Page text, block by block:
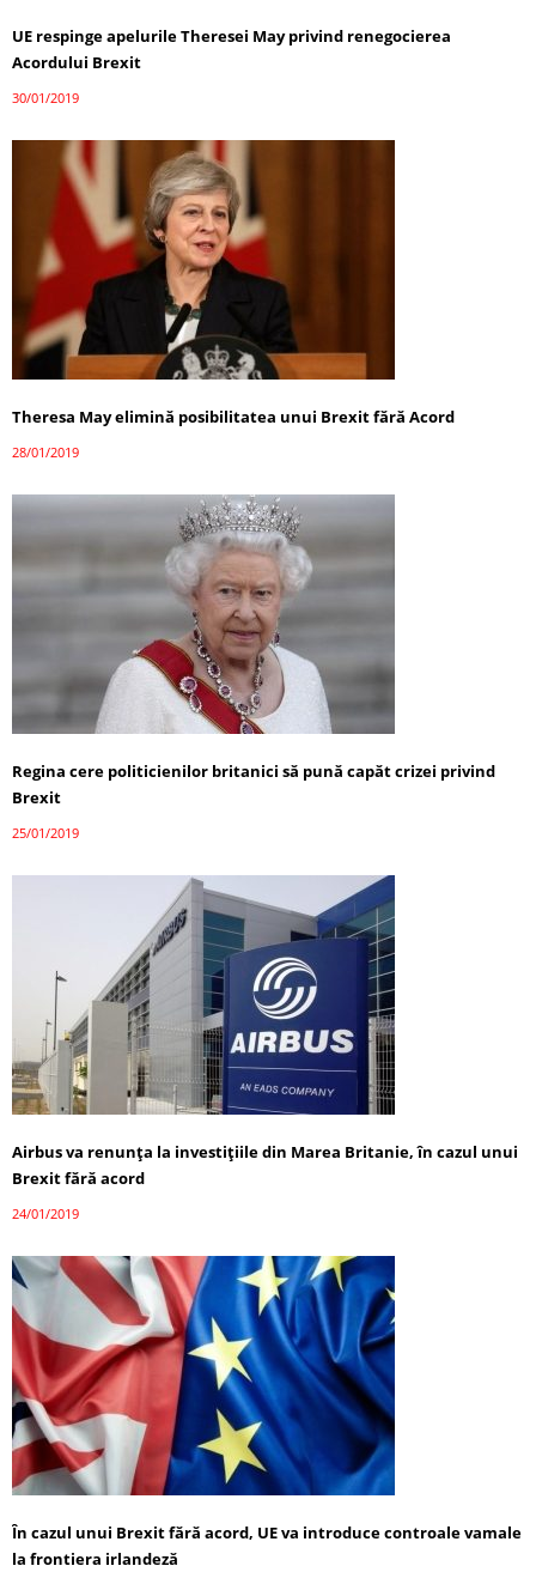
UE respinge apelurile Theresei May privind renegocierea
Acordului Brexit
30/01/2019
Theresa May elimină posibilitatea unui Brexit fără Acord
28/01/2019
Regina cere politicienilor britanici să pună capăt crizei privind
Brexit
25/01/2019
Airbus va renunţa la investiţiile din Marea Britanie, în cazul unui
Brexit fără acord
24/01/2019
În cazul unui Brexit fără acord, UE va introduce controale vamale
la frontiera irlandeză